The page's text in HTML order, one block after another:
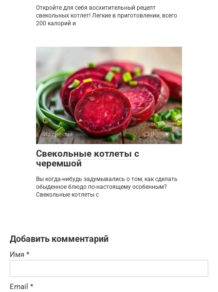
Откройте для себя восхитительный рецепт
свекольных котлет! Легкие в приготовлении, всего
200 калорий и
Из свеклы 0
Свекольные котлеты с
черемшой
Вы когда-нибудь задумывались о том, как сделать
обыденное блюдо по-настоящему особенным?
Свекольные котлеты с
Добавить комментарий
Имя *
Email *